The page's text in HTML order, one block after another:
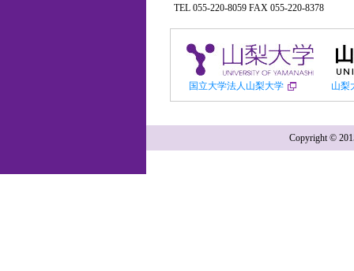
TEL 055-220-8059 FAX 055-220-8378
国立大学法人山梨大学 山梨
Copyright ©